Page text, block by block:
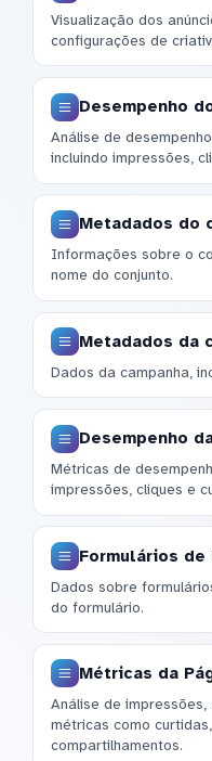
Visualização dos
configurações de
Desempenho
Análise de
incluindo impressões,
Metadados do
Informações sobre o
nome do conjunto.
Metadados da
Dados da campanha,
Desempenho
Métricas de
impressões, cliques e
Formulários de
Dados sobre
do formulário.
Métricas da
Análise de impressões,
métricas como
compartilhamentos.